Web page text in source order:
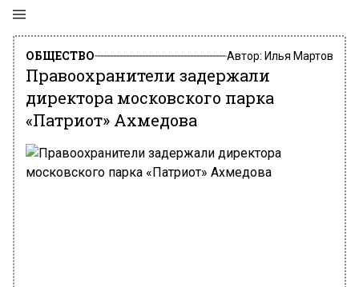
ОБЩЕСТВО Автор: Илья Мартов
Правоохранители задержали
директора московского парка
«Патриот» Ахмедова